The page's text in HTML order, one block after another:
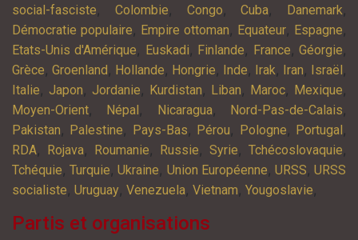
social-fasciste, Colombie, Congo,Cuba, Danemark,
Démocratie populaire, Empire ottoman, Equateur, Espagne,
Etats-Unis d'Amérique, Euskadi, Finlande, France,Géorgie,
Grèce, Groenland , Hollande, Hongrie, Inde, Irak, Iran, Israël ,
Italie, Japon, Jordanie, Kurdistan, Liban, Maroc, Mexique,
Moyen-Orient, Népal , Nicaragua, Nord-Pas-de-Calais,
Pakistan, Palestine, Pays-Bas, Pérou, Pologne, Portugal ,
RDA, Rojava, Roumanie, Russie, Syrie, Tchécoslovaquie,
Tchéquie,Turquie,Ukraine, Union Européenne, URSS,URSS
socialiste, Uruguay, Venezuela, Vietnam, Yougoslavie,
Partis et organisations